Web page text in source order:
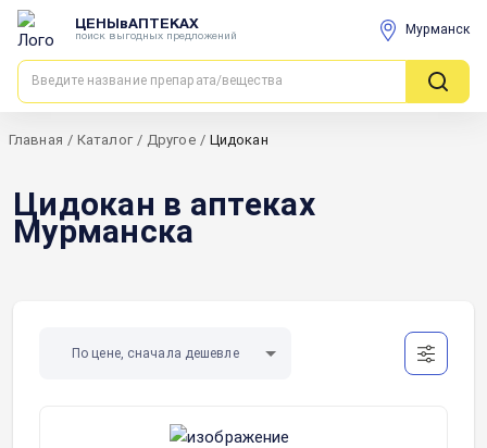
ЦЕНЫвАПТЕКАХ
поиск выгодных предложений Мурманск
Главная / Каталог / Другое / Цидокан
Цидокан в аптеках
Мурманска
По цене, сначала дешевле